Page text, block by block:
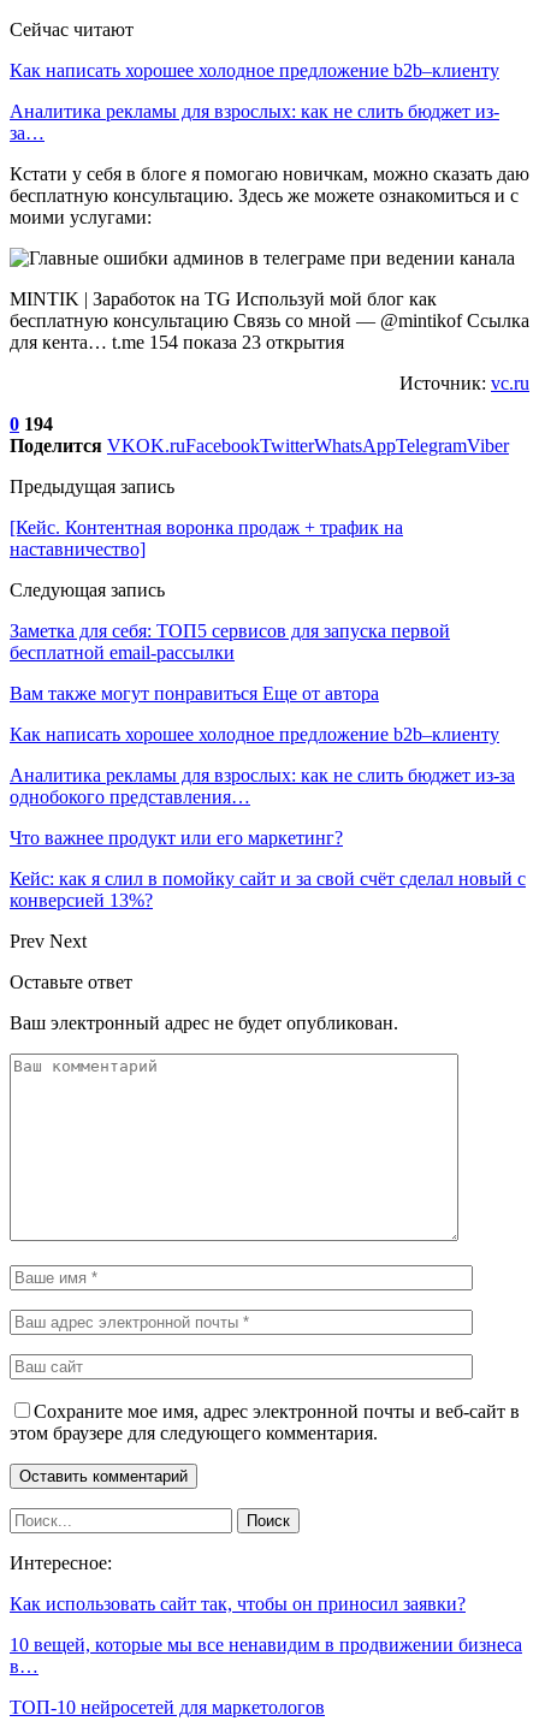
Сейчас читают
Как написать хорошее холодное предложение b2b–клиенту
Аналитика рекламы для взрослых: как не слить бюджет из-
за…
Кстати у себя в блоге я помогаю новичкам, можно сказать даю
бесплатную консультацию. Здесь же можете ознакомиться и с
моими услугами:
MINTIK | Заработок на TG Используй мой блог как
бесплатную консультацию Связь со мной — @mintikof Ссылка
для кента… t.me 154 показа 23 открытия
Источник: vc.ru
0 194
Поделится VKOK.ruFacebookTwitterWhatsAppTelegramViber
Предыдущая запись
[Кейс. Контентная воронка продаж + трафик на
наставничество]
Следующая запись
Заметка для себя: ТОП5 сервисов для запуска первой
бесплатной email-рассылки
Вам также могут понравиться Еще от автора
Как написать хорошее холодное предложение b2b–клиенту
Аналитика рекламы для взрослых: как не слить бюджет из-за
однобокого представления…
Что важнее продукт или его маркетинг?
Кейс: как я слил в помойку сайт и за свой счёт сделал новый с
конверсией 13%?
Prev Next
Оставьте ответ
Ваш электронный адрес не будет опубликован.
Сохраните мое имя, адрес электронной почты и веб-сайт в
этом браузере для следующего комментария.
Интересное:
Как использовать сайт так, чтобы он приносил заявки?
10 вещей, которые мы все ненавидим в продвижении бизнеса
в…
ТОП-10 нейросетей для маркетологов